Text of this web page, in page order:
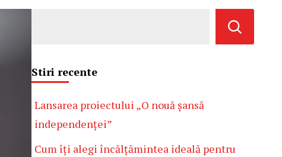
Stiri recente
Lansarea proiectului „O nouă șansă
independenței”
Cum îți alegi încălțămintea ideală pentru